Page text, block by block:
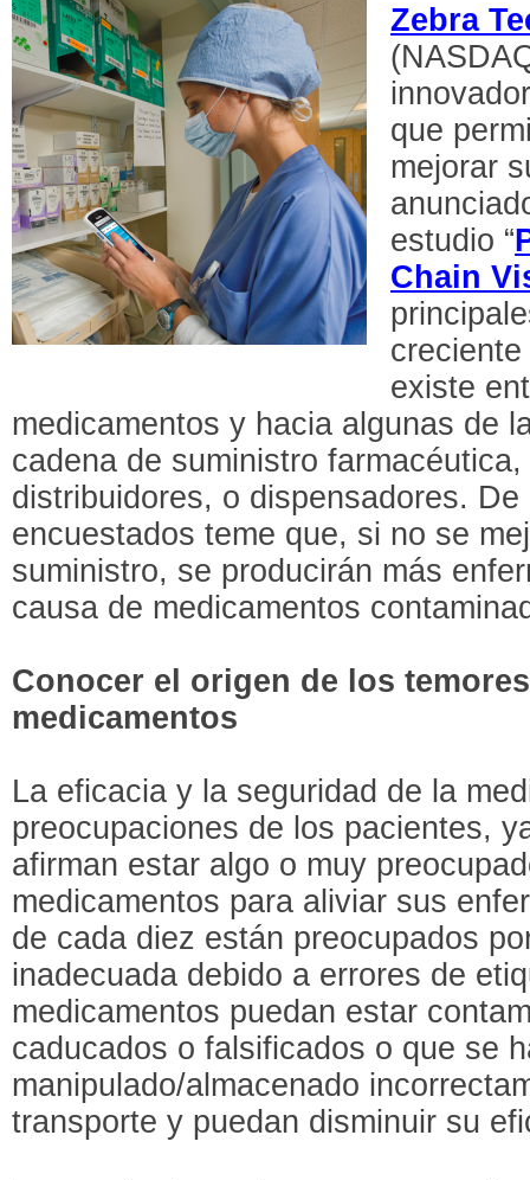
Zebra
que
mejorar
estudio “
Chain
existe
medicamentos y hacia algunas de
cadena de suministro
distribuidores, o dispensadores.
encuestados teme que, si no se
suministro, se producirán más
causa de medicamentos
Conocer el origen de los
medicamentos
La eficacia y la seguridad de la
preocupaciones de los pacientes,
afirman estar algo o muy
medicamentos para aliviar sus
de cada diez están preocupados
inadecuada debido a errores de
medicamentos puedan estar
caducados o falsificados o que se
manipulado/almacenado
transporte y puedan disminuir su